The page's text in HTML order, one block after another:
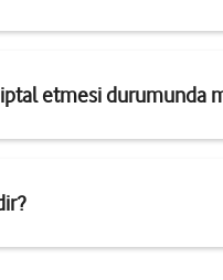
etmesi durumunda